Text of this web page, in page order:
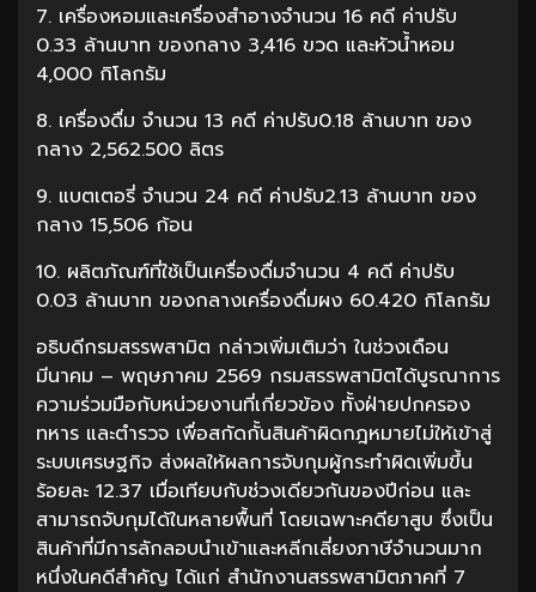
7. เครื่องหอมและเครื่องสำอางจำนวน 16 คดี ค่าปรับ
0.33 ล้านบาท ของกลาง 3,416 ขวด และหัวน้ำหอม
4,000 กิโลกรัม
8. เครื่องดื่ม จำนวน 13 คดี ค่าปรับ0.18 ล้านบาท ของ
กลาง 2,562.500 ลิตร
9. แบตเตอรี่ จำนวน 24 คดี ค่าปรับ2.13 ล้านบาท ของ
กลาง 15,506 ก้อน
10. ผลิตภัณฑ์ที่ใช้เป็นเครื่องดื่มจำนวน 4 คดี ค่าปรับ
0.03 ล้านบาท ของกลางเครื่องดื่มผง 60.420 กิโลกรัม
อธิบดีกรมสรรพสามิต กล่าวเพิ่มเติมว่า ในช่วงเดือน
มีนาคม – พฤษภาคม 2569 กรมสรรพสามิตได้บูรณาการ
ความร่วมมือกับหน่วยงานที่เกี่ยวข้อง ทั้งฝ่ายปกครอง
ทหาร และตำรวจ เพื่อสกัดกั้นสินค้าผิดกฎหมายไม่ให้เข้าสู่
ระบบเศรษฐกิจ ส่งผลให้ผลการจับกุมผู้กระทำผิดเพิ่มขึ้น
ร้อยละ 12.37 เมื่อเทียบกับช่วงเดียวกันของปีก่อน และ
สามารถจับกุมได้ในหลายพื้นที่ โดยเฉพาะคดียาสูบ ซึ่งเป็น
สินค้าที่มีการลักลอบนำเข้าและหลีกเลี่ยงภาษีจำนวนมาก
หนึ่งในคดีสำคัญ ได้แก่ สำนักงานสรรพสามิตภาคที่ 7